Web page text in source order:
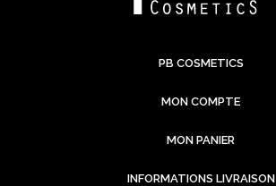
PB COSMETICS
MON COMPTE
MON PANIER
INFORMATIONS LIVRAISON